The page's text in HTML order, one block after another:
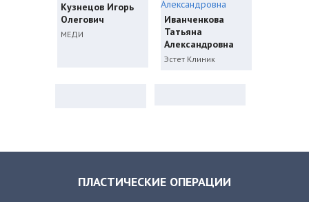
Кузнецов Игорь
Олегович
МЕДИ
Иванченкова
Татьяна
Александровна
Эстет Клиник
ПЛАСТИЧЕСКИЕ ОПЕРАЦИИ